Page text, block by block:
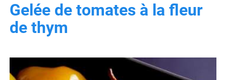
Gelée de tomates à la fleur
de thym